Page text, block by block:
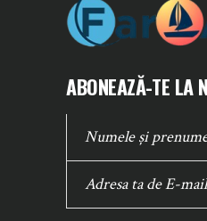
ABONEAZĂ-TE LA